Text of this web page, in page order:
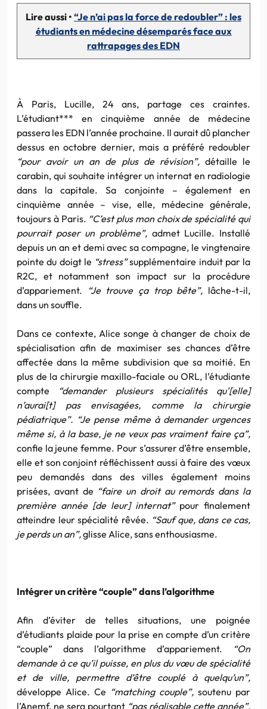
Lire aussi • “Je n’ai pas la force de redoubler” : les
étudiants en médecine désemparés face aux
rattrapages des EDN
À Paris, Lucille, 24 ans, partage ces craintes.
L’étudiant*** en cinquième année de médecine
passera les EDN l’année prochaine. Il aurait dû plancher
dessus en octobre dernier, mais a préféré redoubler
“pour avoir un an de plus de révision”, détaille le
carabin, qui souhaite intégrer un internat en radiologie
dans la capitale. Sa conjointe – également en
cinquième année – vise, elle, médecine générale,
toujours à Paris. “C’est plus mon choix de spécialité qui
pourrait poser un problème”, admet Lucille. Installé
depuis un an et demi avec sa compagne, le vingtenaire
pointe du doigt le “stress”supplémentaire induit par la
R2C, et notamment son impact sur la procédure
d’appariement.
“Je trouve ça trop bête”, lâche-t-il,
dans un souffle.
Dans ce contexte, Alice songe à changer de choix de
spécialisation afin de maximiser ses chances d’être
affectée dans la même subdivision que sa moitié. En
plus de la chirurgie maxillo-faciale ou ORL, l’étudiante
compte
“demander plusieurs spécialités qu'[elle]
n’aurai[t] pas envisagées, comme la chirurgie
pédiatrique”. “Je pense même à demander urgences
même si, à la base, je ne veux pas vraiment faire ça”,
confie la jeune femme. Pour s’assurer d’être ensemble,
elle et son conjoint réfléchissent aussi à faire des vœux
peu demandés dans des villes également moins
prisées, avant de “faire un droit au remords dans la
première année [de leur] internat” pour finalement
atteindre leur spécialité rêvée. “Sauf que, dans ce cas,
je perds un an”,glisse Alice, sans enthousiasme.
Intégrer un critère “couple” dans l’algorithme
Afin d’éviter de telles situations, une poignée
d’étudiants plaide pour la prise en compte d’un critère
“couple” dans l’algorithme d’appariement.
“On
demande à ce qu’il puisse, en plus du vœu de spécialité
et de ville, permettre d’être couplé à quelqu’un”,
développe Alice. Ce “matching couple”, soutenu par
l’Anemf, ne sera pourtant “pas réalisable cette année”,